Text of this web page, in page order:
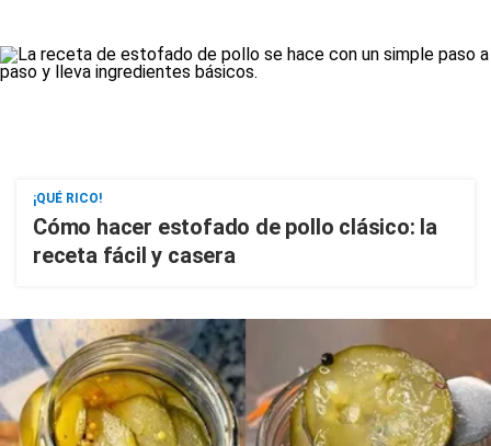
¡QUÉ RICO!
Cómo hacer estofado de pollo clásico: la
receta fácil y casera